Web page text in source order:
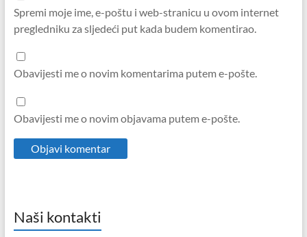
Spremi moje ime, e-poštu i web-stranicu u ovom internet
pregledniku za sljedeći put kada budem komentirao.
Obavijesti me o novim komentarima putem e-pošte.
Obavijesti me o novim objavama putem e-pošte.
Naši kontakti